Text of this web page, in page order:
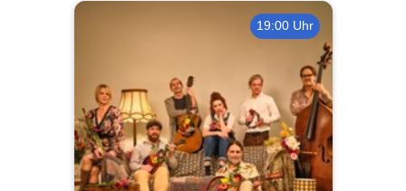
19:00 Uhr